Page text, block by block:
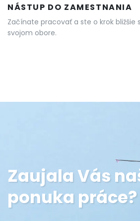
NÁSTUP DO ZAMESTNANIA
Začínate pracovať a ste o krok bližšie
svojom obore.
Zaujala Vás
ponuka práce?